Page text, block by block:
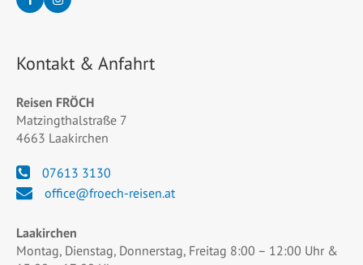
Kontakt & Anfahrt
Reisen FRÖCH
Matzingthalstraße 7
4663 Laakirchen
07613 3130
office@froech-reisen.at
Laakirchen
Montag, Dienstag, Donnerstag, Freitag 8:00 – 12:00 Uhr &